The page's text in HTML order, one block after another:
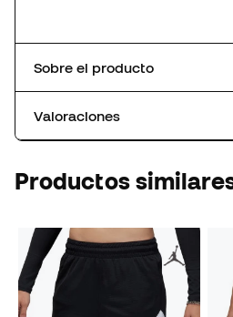
Sobre el producto
Valoraciones
Productos